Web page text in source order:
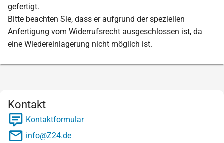
gefertigt.
Bitte beachten Sie, dass er aufgrund der speziellen
Anfertigung vom Widerrufsrecht ausgeschlossen ist, da
eine Wiedereinlagerung nicht möglich ist.
Kontakt
Kontaktformular
info@Z24.de